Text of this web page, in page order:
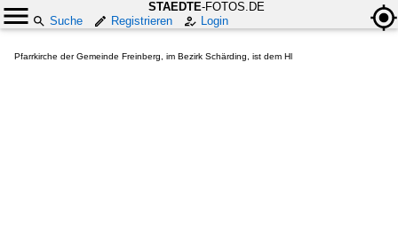
STAEDTE-FOTOS.DE
Suche
Registrieren Login
Pfarrkirche der Gemeinde Freinberg, im Bezirk Schärding, ist dem Hl